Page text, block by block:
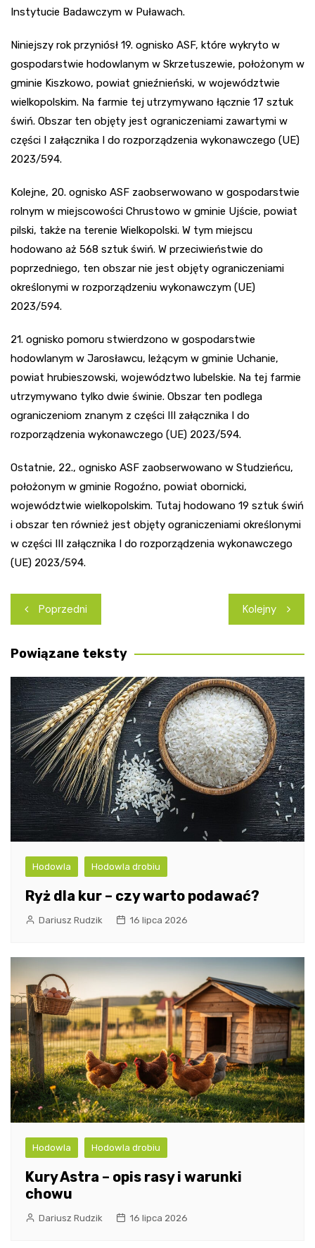
Instytucie Badawczym w Puławach.
Niniejszy rok przyniósł 19. ognisko ASF, które wykryto w
gospodarstwie hodowlanym w Skrzetuszewie, położonym w
gminie Kiszkowo, powiat gnieźnieński, w województwie
wielkopolskim. Na farmie tej utrzymywano łącznie 17 sztuk
świń. Obszar ten objęty jest ograniczeniami zawartymi w
części I załącznika I do rozporządzenia wykonawczego (UE)
2023/594.
Kolejne, 20. ognisko ASF zaobserwowano w gospodarstwie
rolnym w miejscowości Chrustowo w gminie Ujście, powiat
pilski, także na terenie Wielkopolski. W tym miejscu
hodowano aż 568 sztuk świń. W przeciwieństwie do
poprzedniego, ten obszar nie jest objęty ograniczeniami
określonymi w rozporządzeniu wykonawczym (UE)
2023/594.
21. ognisko pomoru stwierdzono w gospodarstwie
hodowlanym w Jarosławcu, leżącym w gminie Uchanie,
powiat hrubieszowski, województwo lubelskie. Na tej farmie
utrzymywano tylko dwie świnie. Obszar ten podlega
ograniczeniom znanym z części III załącznika I do
rozporządzenia wykonawczego (UE) 2023/594.
Ostatnie, 22., ognisko ASF zaobserwowano w Studzieńcu,
położonym w gminie Rogoźno, powiat obornicki,
województwie wielkopolskim. Tutaj hodowano 19 sztuk świń
i obszar ten również jest objęty ograniczeniami określonymi
w części III załącznika I do rozporządzenia wykonawczego
(UE) 2023/594.
Nawigacja
wpisu
Poprzedni Kolejny
Powiązane teksty
Hodowla Hodowla drobiu
Ryż dla kur – czy warto podawać?
Dariusz Rudzik 16 lipca 2026
Hodowla Hodowla drobiu
Kury Astra – opis rasy i warunki
chowu
Dariusz Rudzik 16 lipca 2026